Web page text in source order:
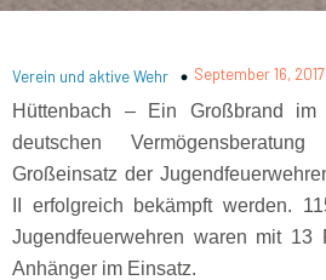
Verein und aktive Wehr September 16, 2017
Hüttenbach – Ein Großbrand im
deutschen
Großeinsatz der
II erfolgreich bekämpft werden.
Jugendfeuerwehren waren mit 13
Anhänger im Einsatz.